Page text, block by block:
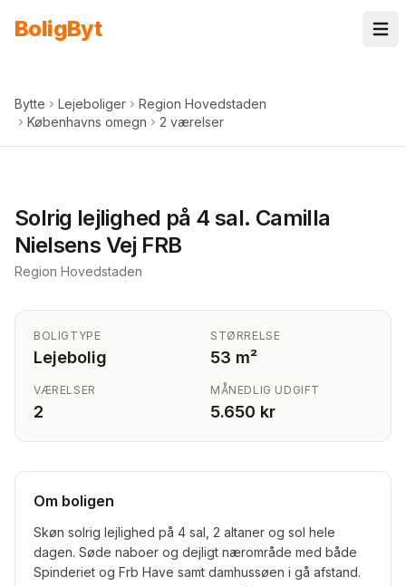
BoligByt
Bytte Lejeboliger
Region Hovedstaden
Københavns omegn
2 værelser
Solrig lejlighed på 4 sal. Camilla
Nielsens Vej FRB
Region Hovedstaden
BOLIGTYPE
Lejebolig
STØRRELSE
53 m²
VÆRELSER
2
MÅNEDLIG UDGIFT
5.650 kr
Om boligen
Skøn solrig lejlighed på 4 sal, 2 altaner og sol hele
dagen. Søde naboer og dejligt nærområde med både
Spinderiet og Frb Have samt damhussøen i gå afstand.